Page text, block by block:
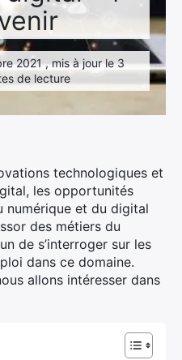
2021 , mis à jour le 3
de lecture
technologiques et
les opportunités
numérique et du digital
des métiers du
de s’interroger sur les
dans ce domaine.
allons intéresser dans